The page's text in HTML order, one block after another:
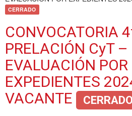
CERRADO
CONVOCATORIA
PRELACIÓN CyT –
EVALUACIÓN POR
EXPEDIENTES
VACANTE